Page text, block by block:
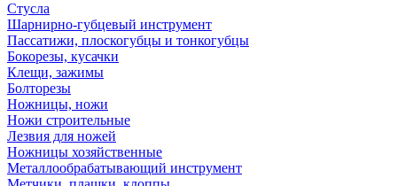
Стусла
Шарнирно-губцевый инструмент
Пассатижи, плоскогубцы и тонкогубцы
Бокорезы, кусачки
Клещи, зажимы
Болторезы
Ножницы, ножи
Ножи строительные
Лезвия для ножей
Ножницы хозяйственные
Металлообрабатывающий инструмент